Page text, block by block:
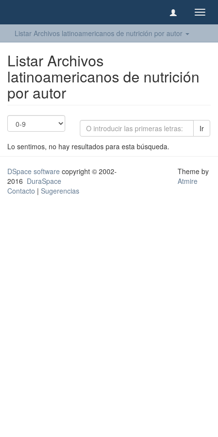
Listar Archivos latinoamericanos de nutrición por autor
Listar Archivos
latinoamericanos de nutrición
por autor
Ir
Lo sentimos, no hay resultados para esta búsqueda.
DSpace software copyright © 2002-
2016 DuraSpace
Contacto | Sugerencias
Theme by
Atmire